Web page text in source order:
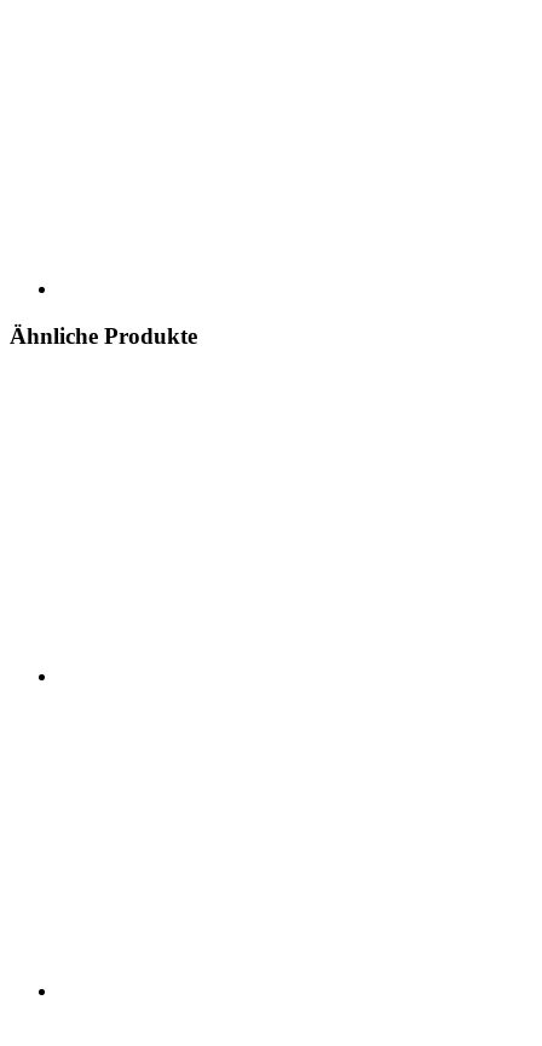
Ähnliche Produkte